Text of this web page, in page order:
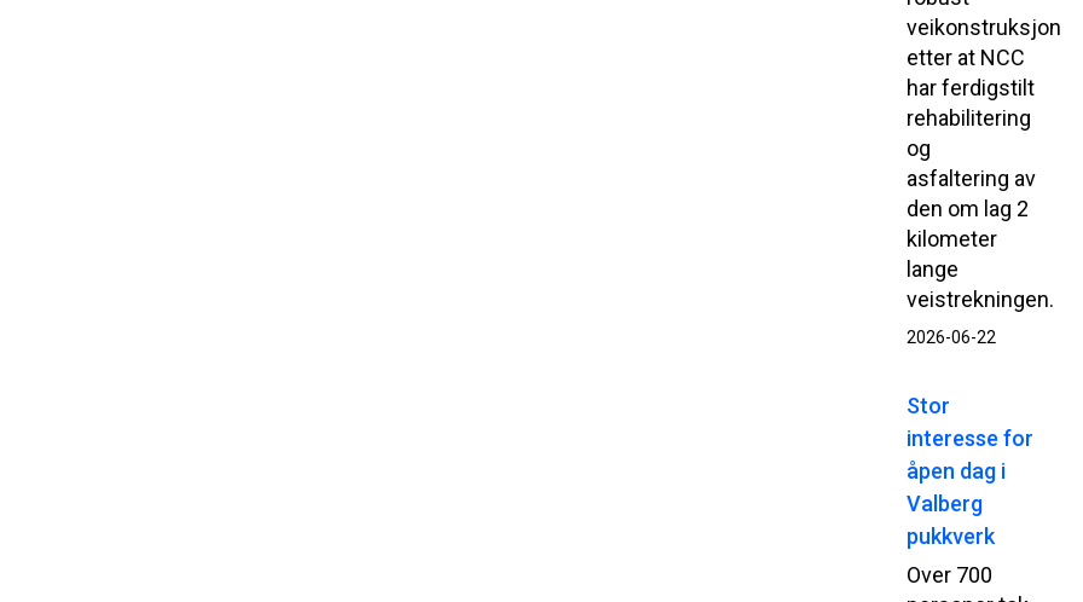
veikonstruksjon
etter at NCC
har ferdigstilt
rehabilitering
og
asfaltering av
den om lag 2
kilometer
lange
veistrekningen.
2026-06-22
Stor
interesse for
åpen dag i
Valberg
pukkverk
Over 700